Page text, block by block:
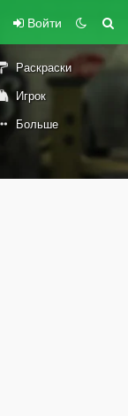
Войти
Раскраски
Игрок
Больше